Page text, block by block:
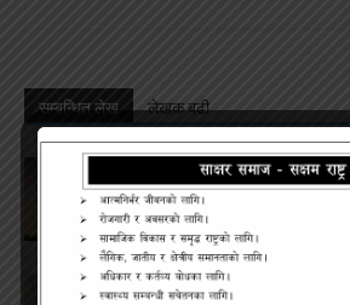
सम्बन्धित लेख लेखक बढी
‘मानसिक स्वास्थ्यका लागि
घरजग्गा कारोबारका लागि